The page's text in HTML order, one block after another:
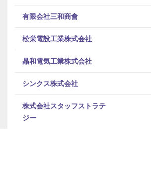
有限会社三和商會
松栄電設工業株式会社
晶和電気工業株式会社
シンクス株式会社
株式会社スタッフストラテ
ジー